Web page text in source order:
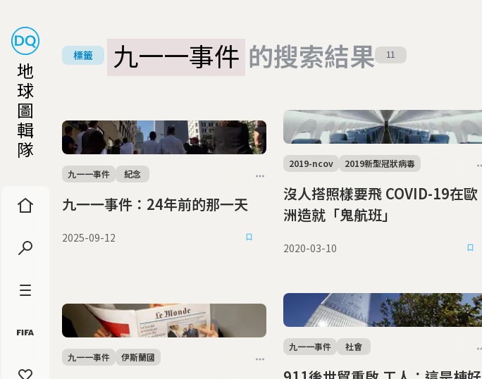
地
球
圖
輯
隊
標籤 九一一事件 的搜索結果 11
九一一事件：24年前的那一天
九一一事件 紀念
2025-09-12
沒人搭照樣要飛 COVID-19在歐
洲造就「鬼航班」
2019-ncov 2019新型冠狀病毒
2020-03-10
九一一事件 伊斯蘭國
九一一事件 社會